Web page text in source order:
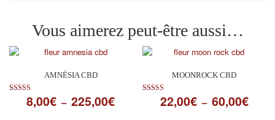
Vous aimerez peut-être aussi…
AMNÉSIA CBD
Note
5.00
8,00€ – 225,00€Plage de prix : 8,00€ à 225,00€
MOONROCK CBD
Note
5.00
22,00€ – 60,00€Plage